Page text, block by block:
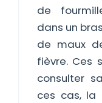
de
dans un
de maux
fièvre. Ces
consulter
ces cas, la